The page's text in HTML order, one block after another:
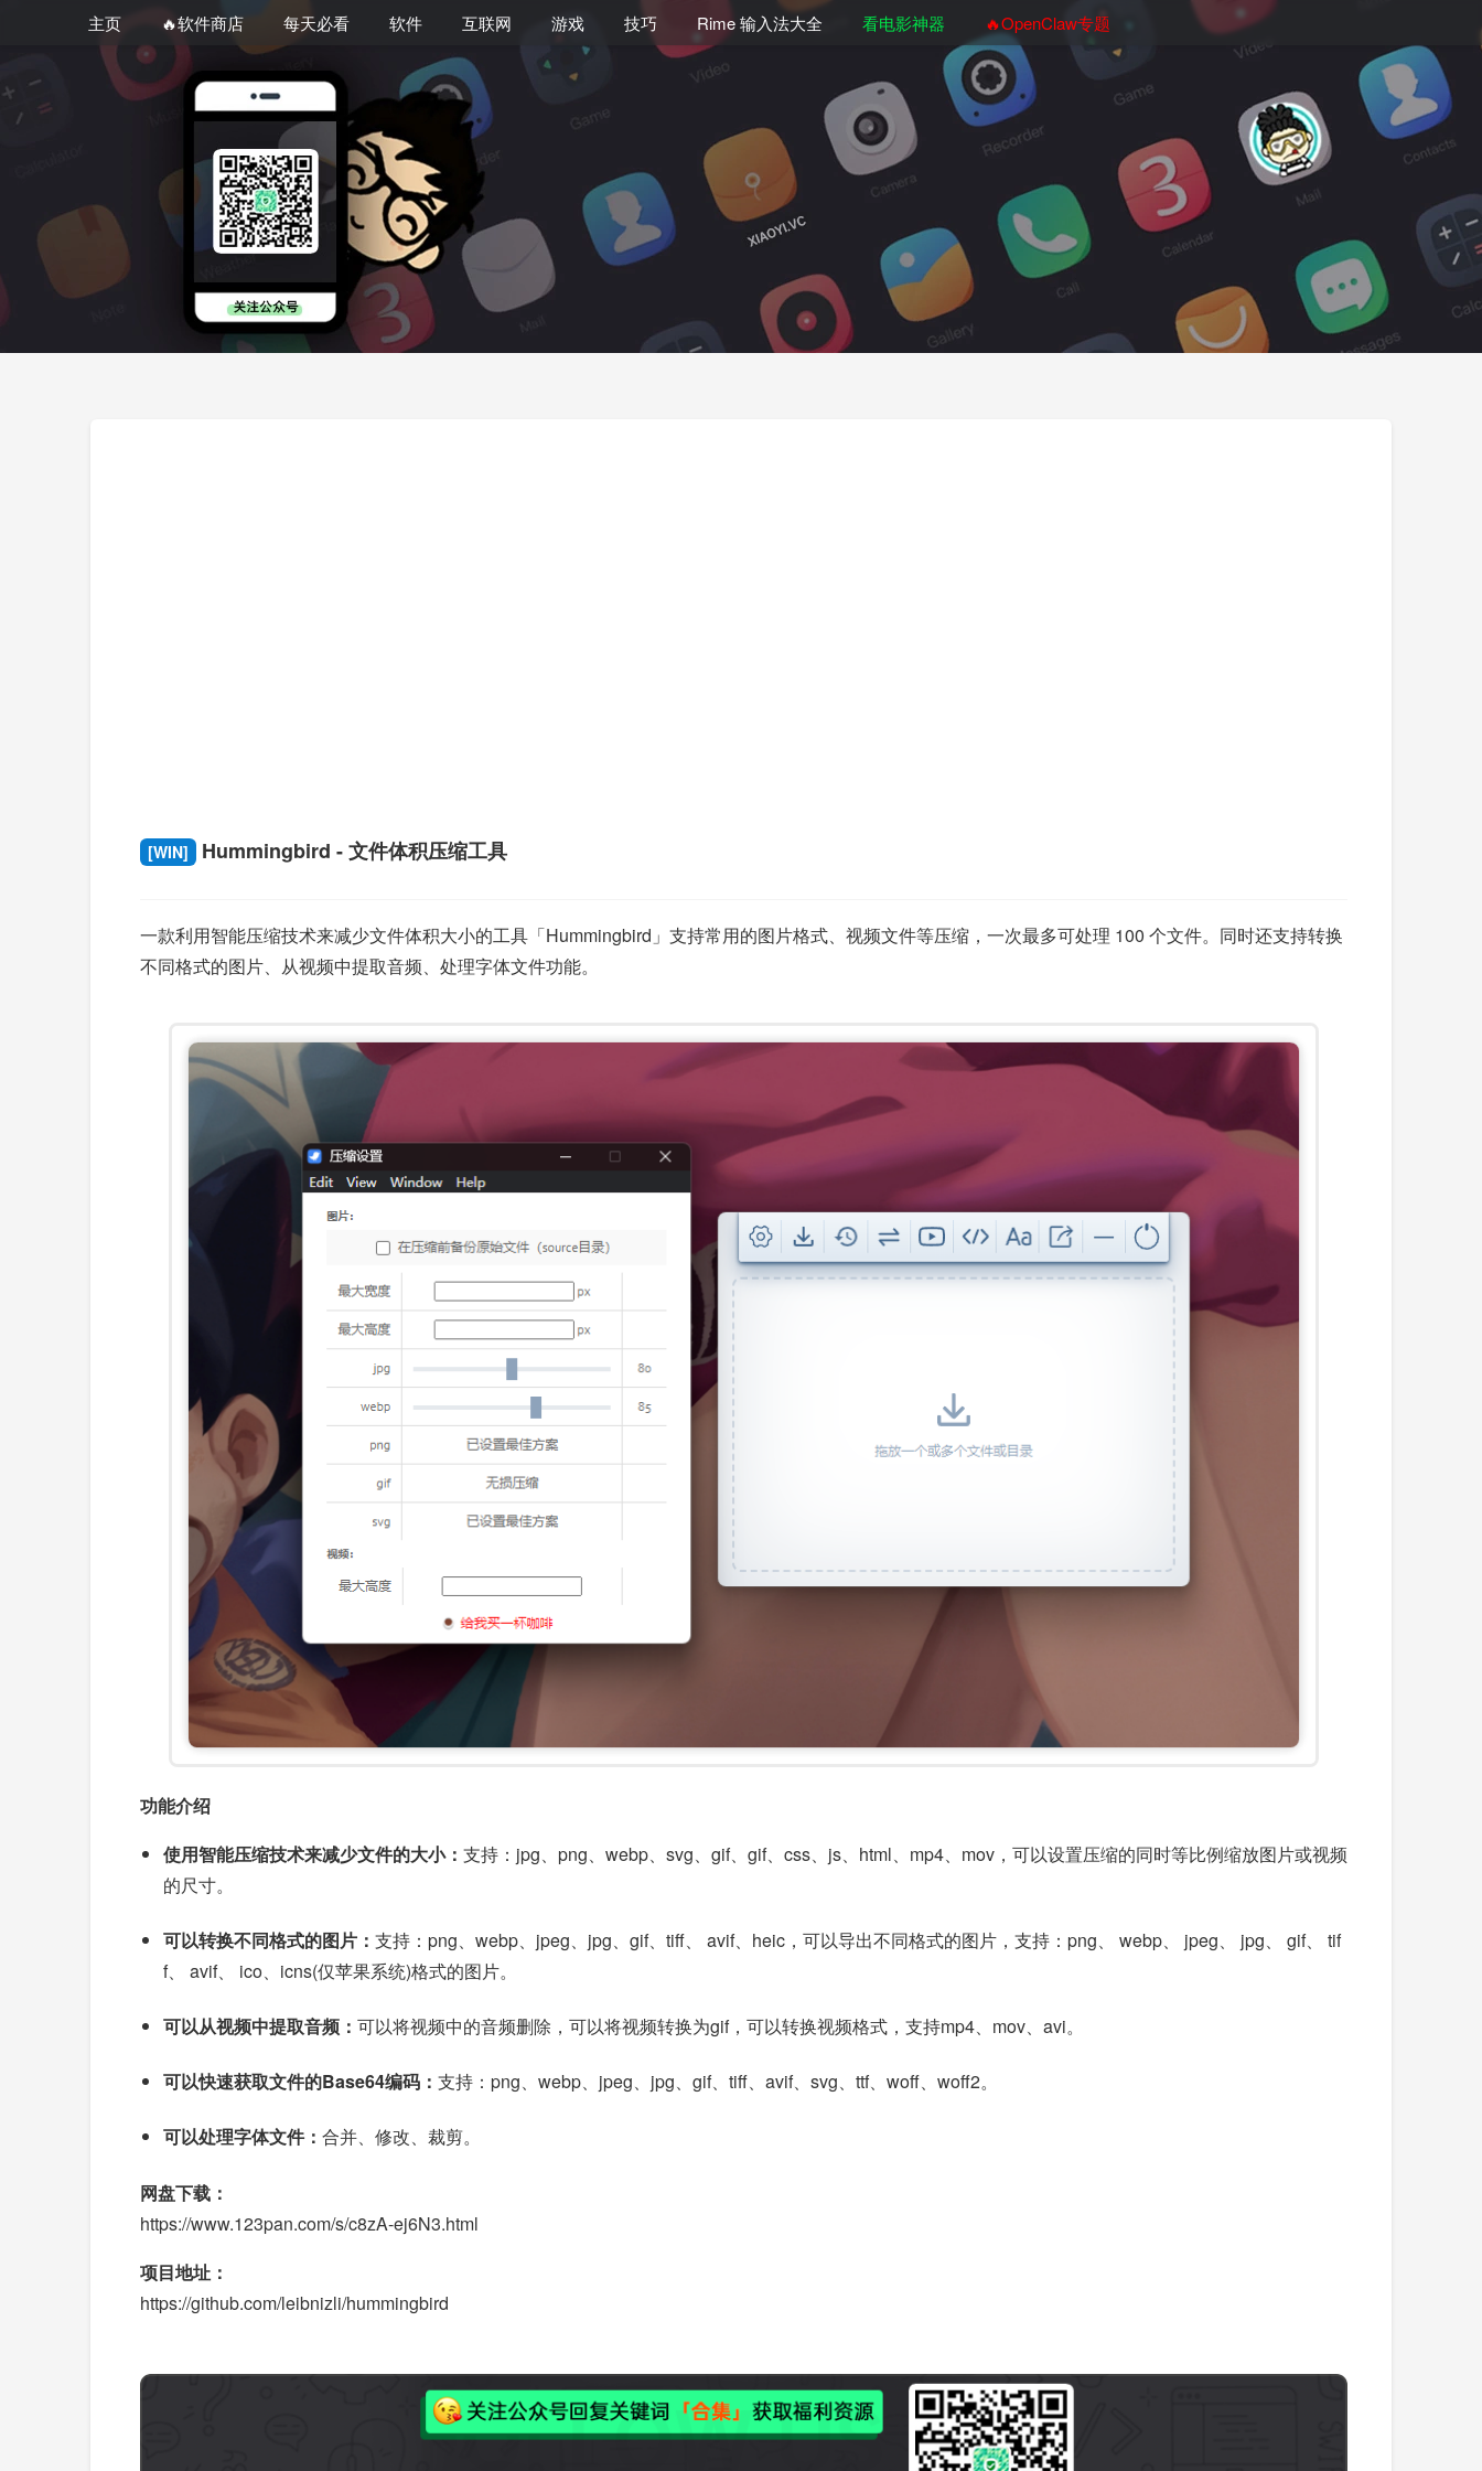
主页 🔥软件商店 每天必看 软件 互联网 游戏 技巧 Rime 输入法大全 看电影神器 🔥OpenClaw专题
[WIN] Hummingbird - 文件体积压缩工具
一款利用智能压缩技术来减少文件体积大小的工具「Hummingbird」支持常用的图片格式、视频文件等压缩，一次最多可处理 100 个文件。同时还支持转换
不同格式的图片、从视频中提取音频、处理字体文件功能。
功能介绍
使用智能压缩技术来减少文件的大小： 支持：jpg、png、webp、svg、gif、gif、css、js、html、mp4、mov，可以设置压缩的同时等比例缩放图片或视频
的尺寸。
可以转换不同格式的图片： 支持：png、webp、jpeg、jpg、gif、tiff、 avif、heic，可以导出不同格式的图片，支持：png、 webp、 jpeg、 jpg、 gif、 tif
f、 avif、 ico、icns(仅苹果系统)格式的图片。
可以从视频中提取音频： 可以将视频中的音频删除，可以将视频转换为gif，可以转换视频格式，支持mp4、mov、avi。
可以快速获取文件的Base64编码： 支持：png、webp、jpeg、jpg、gif、tiff、avif、svg、ttf、woff、woff2。
可以处理字体文件： 合并、修改、裁剪。
网盘下载：
https://www.123pan.com/s/c8zA-ej6N3.html
项目地址：
https://github.com/leibnizli/hummingbird